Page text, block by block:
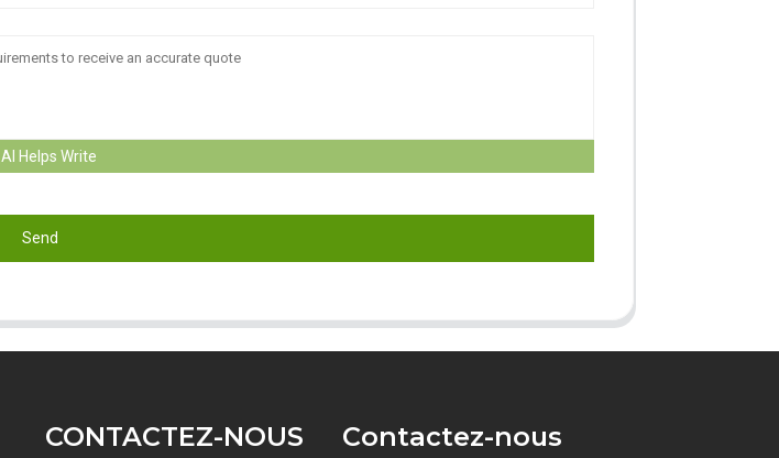
AI Helps Write
Send
CONTACTEZ-NOUS Contactez-nous